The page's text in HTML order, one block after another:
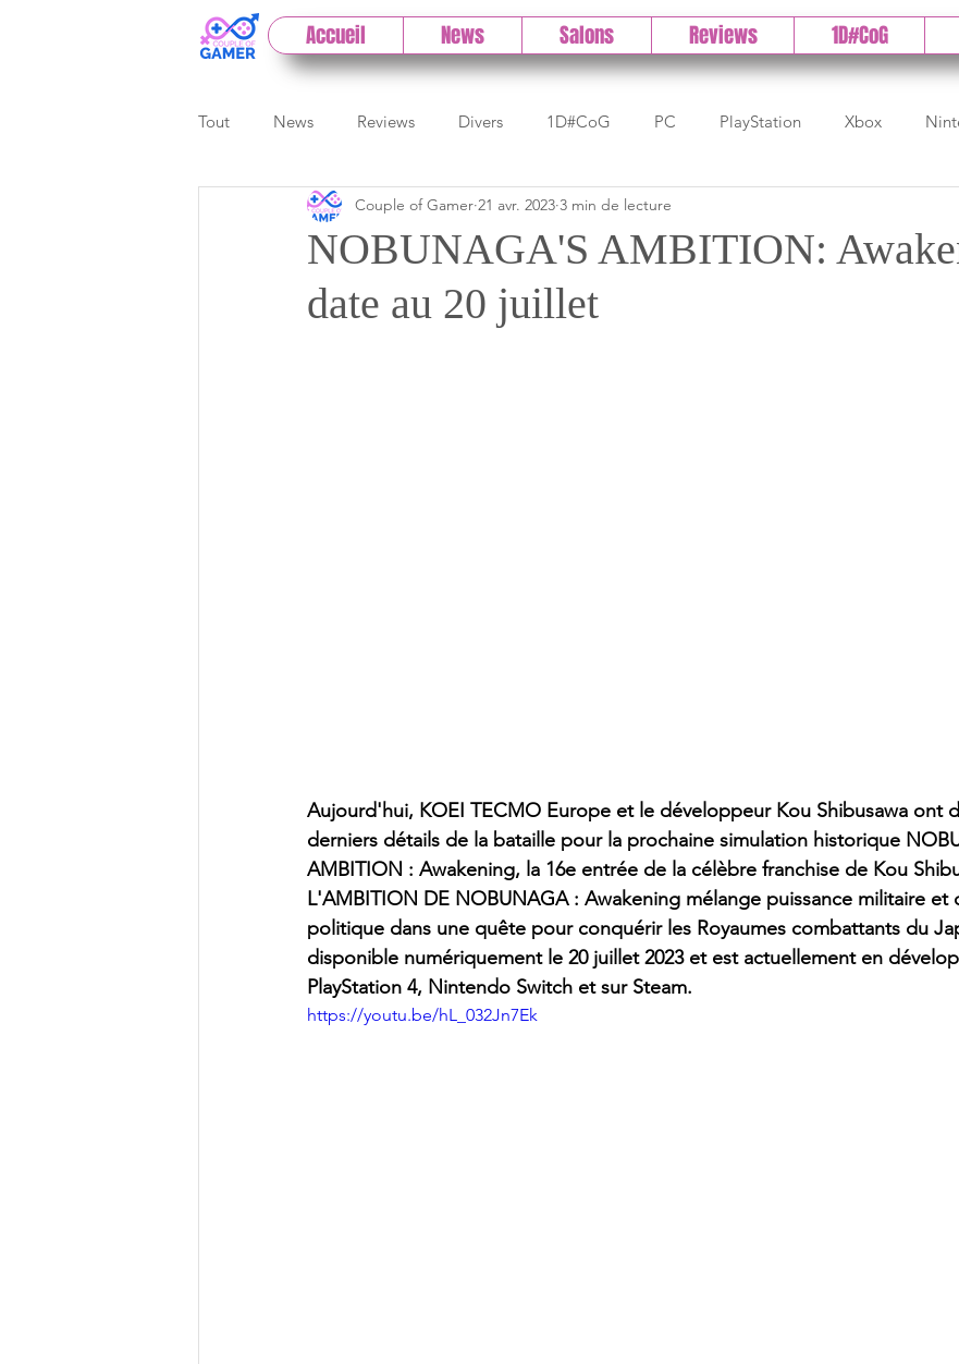
Accueil News Salons Reviews 1D#CoG
Tout News Reviews Divers 1D#CoG PC PlayStation Xbox
Previews Cloud Test indé DLC
Paris Games Week Early Access
NOBUNAGA'S AMBITION:
date au 20 juillet
Couple of Gamer 21 avr. 2023 3 min de lecture
Aujourd'hui, KOEI TECMO Europe et le développeur Kou Shibusawa ont
derniers détails de la bataille pour la prochaine simulation historique
AMBITION : Awakening, la 16e entrée de la célèbre franchise de Kou
L'AMBITION DE NOBUNAGA : Awakening mélange puissance militaire et
politique dans une quête pour conquérir les Royaumes combattants du
disponible numériquement le 20 juillet 2023 et est actuellement en
PlayStation 4, Nintendo Switch et sur Steam.
https://youtu.be/hL_032Jn7Ek